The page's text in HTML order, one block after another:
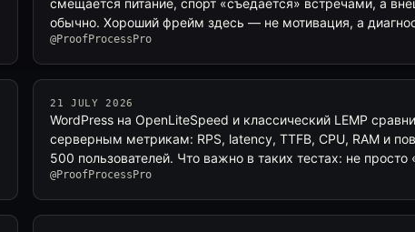
смещается питание, спорт «съедается» встречами, а
обычно. Хороший фрейм здесь — не мотивация, а
@ProofProcessPro
21 JULY 2026
WordPress на OpenLiteSpeed и классический LEMP
серверным метрикам: RPS, latency, TTFB, CPU, RAM и
500 пользователей. Что важно в таких тестах: не просто
@ProofProcessPro